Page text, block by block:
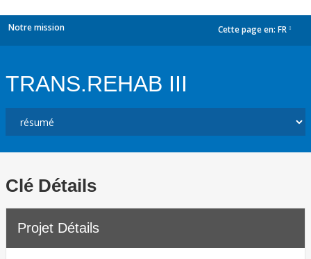
Notre mission Cette page en: FR
TRANS.REHAB III
Clé Détails
Projet Détails